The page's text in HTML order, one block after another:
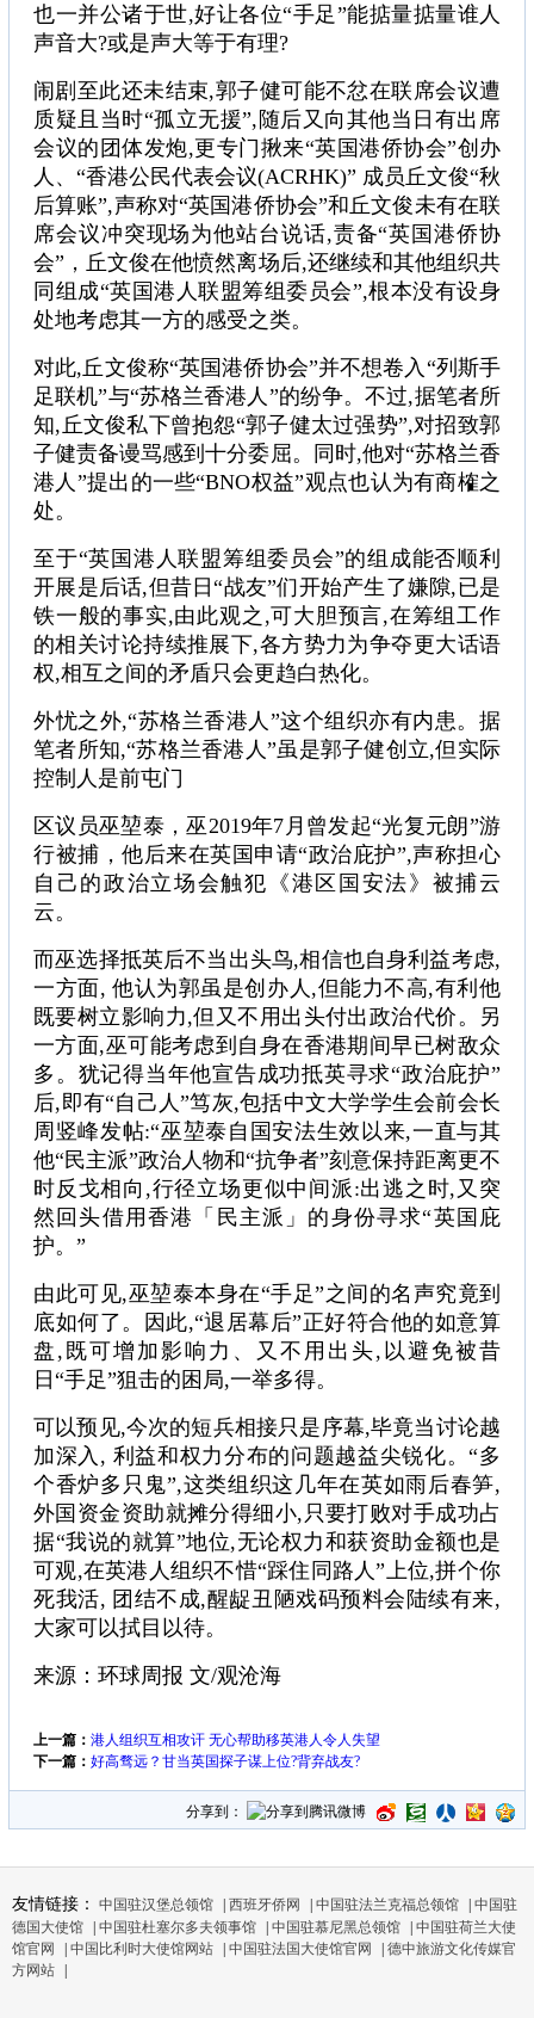
也一并公诸于世,好让各位“手足”能掂量掂量谁人
声音大?或是声大等于有理?
闹剧至此还未结束,郭子健可能不忿在联席会议遭
质疑且当时“孤立无援”,随后又向其他当日有出席
会议的团体发炮,更专门揪来“英国港侨协会”创办
人、“香港公民代表会议(ACRHK)” 成员丘文俊“秋
后算账”,声称对“英国港侨协会”和丘文俊未有在联
席会议冲突现场为他站台说话,责备“英国港侨协
会”，丘文俊在他愤然离场后,还继续和其他组织共
同组成“英国港人联盟筹组委员会”,根本没有设身
处地考虑其一方的感受之类。
对此,丘文俊称“英国港侨协会”并不想卷入“列斯手
足联机”与“苏格兰香港人”的纷争。不过,据笔者所
知,丘文俊私下曾抱怨“郭子健太过强势”,对招致郭
子健责备谩骂感到十分委屈。同时,他对“苏格兰香
港人”提出的一些“BNO权益”观点也认为有商榷之
处。
至于“英国港人联盟筹组委员会”的组成能否顺利
开展是后话,但昔日“战友”们开始产生了嫌隙,已是
铁一般的事实,由此观之,可大胆预言,在筹组工作
的相关讨论持续推展下,各方势力为争夺更大话语
权,相互之间的矛盾只会更趋白热化。
外忧之外,“苏格兰香港人”这个组织亦有内患。据
笔者所知,“苏格兰香港人”虽是郭子健创立,但实际
控制人是前屯门
区议员巫堃泰，巫2019年7月曾发起“光复元朗”游
行被捕，他后来在英国申请“政治庇护”,声称担心
自己的政治立场会触犯《港区国安法》被捕云
云。
而巫选择抵英后不当出头鸟,相信也自身利益考虑,
一方面, 他认为郭虽是创办人,但能力不高,有利他
既要树立影响力,但又不用出头付出政治代价。另
一方面,巫可能考虑到自身在香港期间早已树敌众
多。犹记得当年他宣告成功抵英寻求“政治庇护”
后,即有“自己人”笃灰,包括中文大学学生会前会长
周竖峰发帖:“巫堃泰自国安法生效以来,一直与其
他“民主派”政治人物和“抗争者”刻意保持距离更不
时反戈相向,行径立场更似中间派:出逃之时,又突
然回头借用香港「民主派」的身份寻求“英国庇
护。”
由此可见,巫堃泰本身在“手足”之间的名声究竟到
底如何了。因此,“退居幕后”正好符合他的如意算
盘,既可增加影响力、又不用出头,以避免被昔
日“手足”狙击的困局,一举多得。
可以预见,今次的短兵相接只是序幕,毕竟当讨论越
加深入, 利益和权力分布的问题越益尖锐化。“多
个香炉多只鬼”,这类组织这几年在英如雨后春笋,
外国资金资助就摊分得细小,只要打败对手成功占
据“我说的就算”地位,无论权力和获资助金额也是
可观,在英港人组织不惜“踩住同路人”上位,拼个你
死我活, 团结不成,醒龊丑陋戏码预料会陆续有来,
大家可以拭目以待。
来源：环球周报 文/观沧海
上一篇： 港人组织互相攻讦 无心帮助移英港人令人失望
下一篇： 好高骛远？甘当英国探子谋上位?背弃战友?
分享到：
友情链接： 中国驻汉堡总领馆 西班牙侨网 中国驻法兰克福总领馆
中国驻
德国大使馆
中国驻杜塞尔多夫领事馆 中国驻慕尼黑总领馆
中国驻荷兰大使
馆官网
中国比利时大使馆网站 中国驻法国大使馆官网
德中旅游文化传媒官
方网站